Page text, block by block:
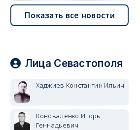
Показать все новости
Лица Севастополя
Хаджиев Константин Ильич
Коноваленко Игорь
Геннадьевич